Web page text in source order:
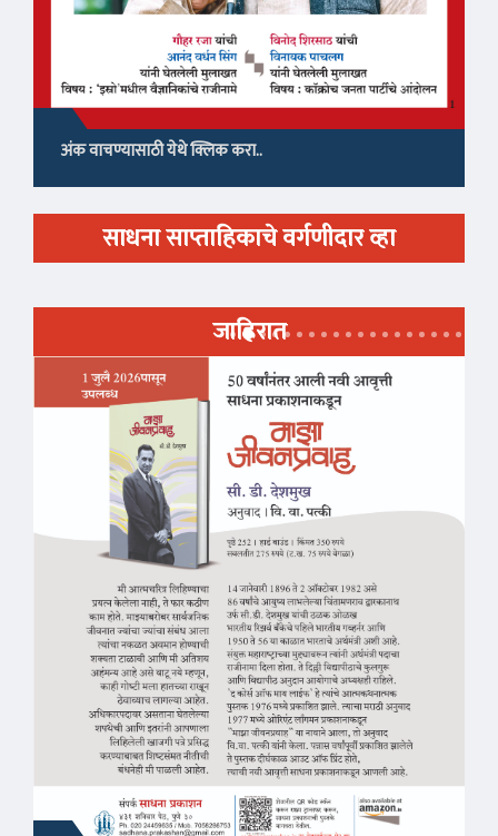
अंक वाचण्यासाठी येथे क्लिक करा..
साधना साप्ताहिकाचे वर्गणीदार व्हा
जाहिरात